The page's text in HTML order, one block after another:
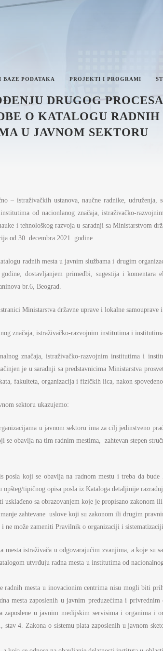
ETIKA I INTEGRITET
RADA MINISTARSTVA
DRŽAVNE UPRAVE I LOKALNE
O RADU
FINANSIJSKO UPRAVLJANJE I
BAZE PODATAKA PROJEKTI I PROGRAMI
DRUGOG
O KATALOGU
U JAVNOM SEKTORU
– istraživačkih ustanova, naučne radnike,
od nacionlanog značaja, istraživačko-
i tehnološkog razvoja u saradnji sa Ministarstvom
od 30. decembra 2021. godine.
radnih mesta u javnim službama i drugim
dostavljanjem primedbi, sugestija i komentara
br.6, Beograd.
Ministarstva državne uprave i lokalne samouprave
značaja, istraživačko-razvojnim institutima i
značaja, istraživačko-razvojnim institutima i
je u saradnji sa predstavnicima Ministarstva
fakulteta, organizacija i fizičkih lica, nakon
sektoru ukazujemo:
u javnom sektoru ima za cilj jedinstveno
obavlja na tim radnim mestima, zahtevan stepen
posla koji se obavlja na radnom mestu i treba da
opšteg/tipičnog opisa posla iz Kataloga detaljinije
usklađeno sa obrazovanjem koje je propisano
zahtevane uslove koji su zakonom ili drugim
i ne može zameniti Pravilnik o organizaciji i
mesta istraživača u odgovarajućim zvanjima, a koje su
utvrđuju radna mesta u institutima od
radnih mesta u inovacionim centrima nisu mogli biti
mesta zaposlenih u javnim preduzećima i
u javnim medijskim servisima i organima i
4. Zakona o sistemu plata zaposlenih u javnom